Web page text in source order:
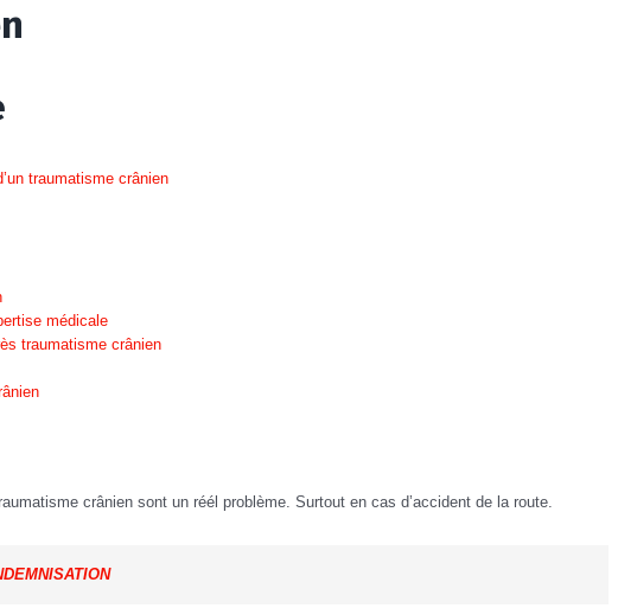
traumatisme crânien
médicale
traumatisme crânien
crânien sont un réél problème. Surtout en cas d’accident de la route.